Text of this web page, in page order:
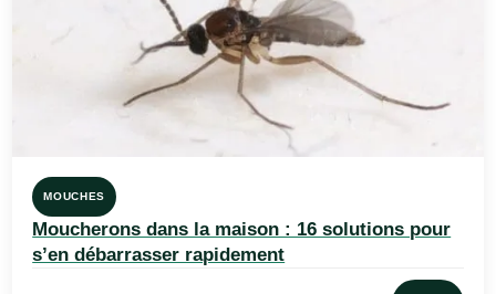
MOUCHES
Moucherons dans la maison : 16 solutions pour
s’en débarrasser rapidement